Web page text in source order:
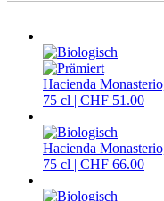
Hacienda
75 cl | CHF 51.00
Hacienda
75 cl | CHF 66.00